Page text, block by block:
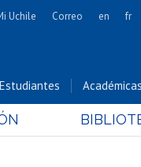
Cs. Forestales y
Cs.
Uchile Correo en fr
Estudiantes